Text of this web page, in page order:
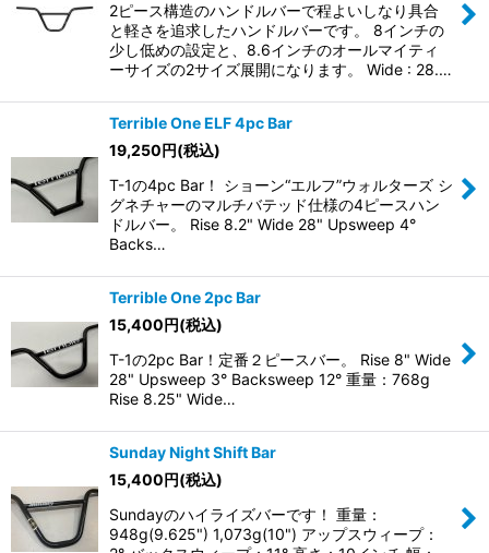
2ピース構造のハンドルバーで程よいしなり具合
と軽さを追求したハンドルバーです。 8インチの
少し低めの設定と、8.6インチのオールマイティ
ーサイズの2サイズ展開になります。 Wide : 28.…
Terrible One ELF 4pc Bar
19,250円(税込)
T-1の4pc Bar！ ショーン“エルフ”ウォルターズ シ
グネチャーのマルチバテッド仕様の4ピースハン
ドルバー。 Rise 8.2" Wide 28" Upsweep 4°
Backs…
Terrible One 2pc Bar
15,400円(税込)
T-1の2pc Bar！定番２ピースバー。 Rise 8" Wide
28" Upsweep 3° Backsweep 12° 重量：768g
Rise 8.25" Wide…
Sunday Night Shift Bar
15,400円(税込)
Sundayのハイライズバーです！ 重量：
948g(9.625") 1,073g(10") アップスウィープ：